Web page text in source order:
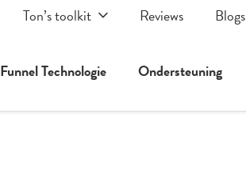
Ton’s toolkit Reviews Blogs
Funnel Technologie Ondersteuning